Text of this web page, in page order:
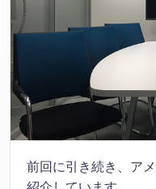
前回に引き続き、ア